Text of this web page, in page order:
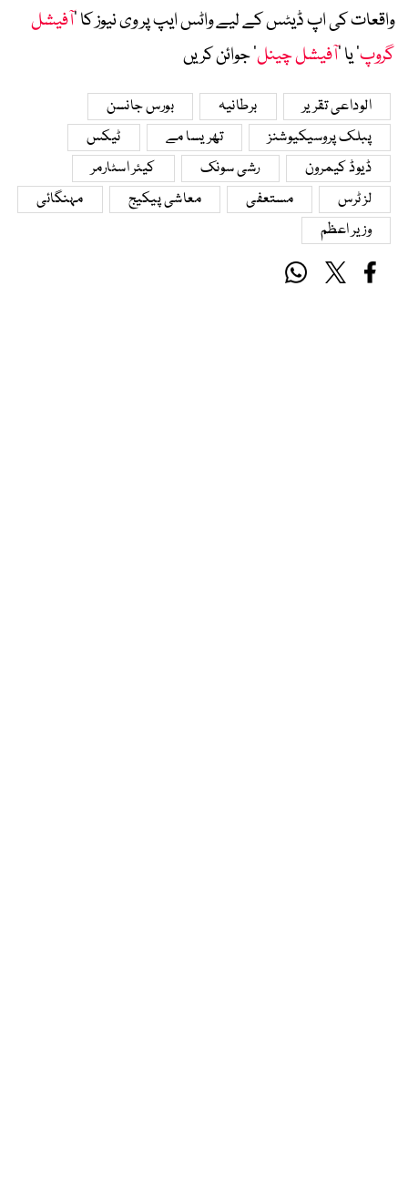
واقعات کی اپ ڈیٹس کے لیے واٹس ایپ پر وی نیوز کا ’آفیشل
گروپ‘ یا ’آفیشل چینل‘ جوائن کریں
الوداعی تقریر برطانیہ
بورس جانسن
پبلک پروسیکیوشنز
تھریسا مے
ٹیکس
ڈیوڈ کیمرون
رشی سونک
کیئر اسٹارمر
لز ٹرس
مستعفی معاشی پیکیج
مہنگائی
وزیر اعظم